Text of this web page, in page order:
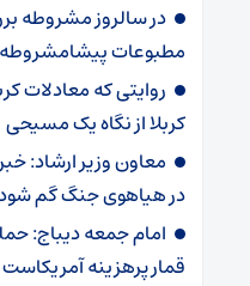
در سالروز مشروطه
مطبوعات پیشامشروطه
روایتی که معادلات
کربلا از نگاه یک مسیحی
معاون وزیر ارشاد:
در هیاهوی جنگ گم
امام جمعه دیباج:
قمار پرهزینه آمریکاست